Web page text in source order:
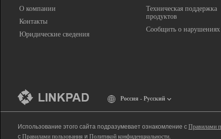
О компании
Контакты
Юридические сведения
Техническая поддержка
продуктов
Сообщить о нарушениях
Россия - Русский
Использование этого сайта подразумевает ознакомление с Правилами
с Правилами пользования и Политикой конфиденциальности.